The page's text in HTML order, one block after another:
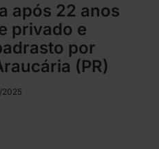
após 22 anos
privado e
por
(PR)
2025